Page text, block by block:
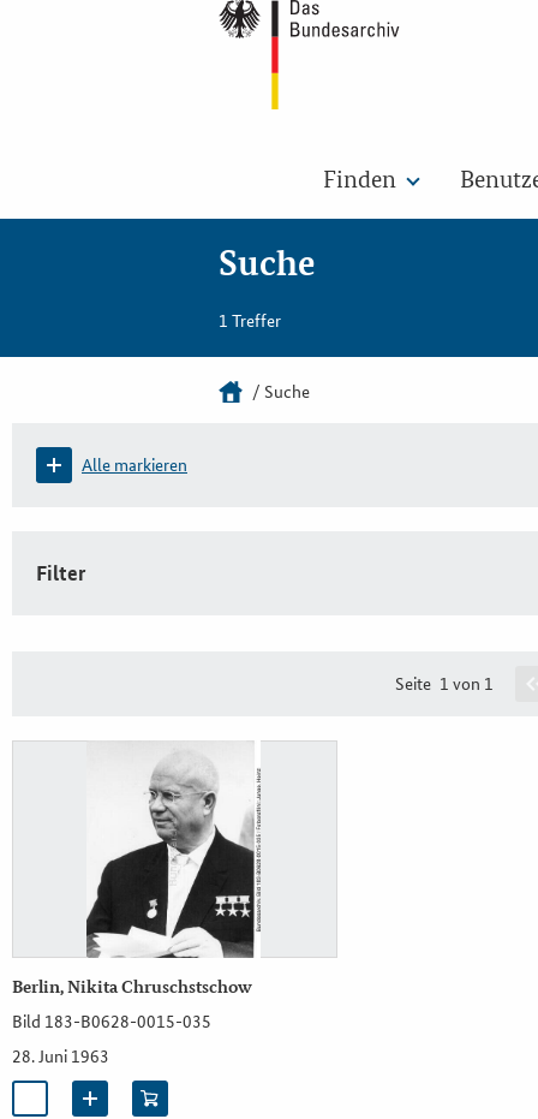
Finden
Suche
1 Treffer
Suche
Alle markieren
Filter
Seite 1 von 1
Berlin, Nikita Chruschstschow
Bild 183-B0628-0015-035
28. Juni 1963